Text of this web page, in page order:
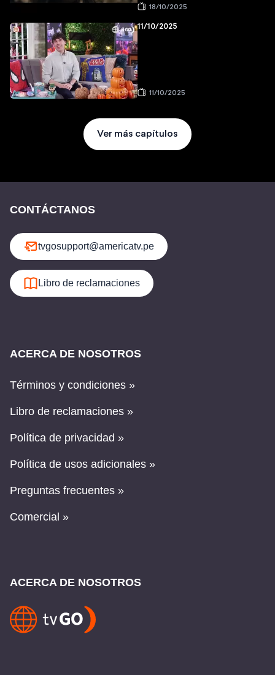
18/10/2025
11/10/2025
11/10/2025
Ver más capítulos
CONTÁCTANOS
tvgosupport@americatv.pe
Libro de reclamaciones
ACERCA DE NOSOTROS
Términos y condiciones »
Libro de reclamaciones »
Política de privacidad »
Política de usos adicionales »
Preguntas frecuentes »
Comercial »
ACERCA DE NOSOTROS